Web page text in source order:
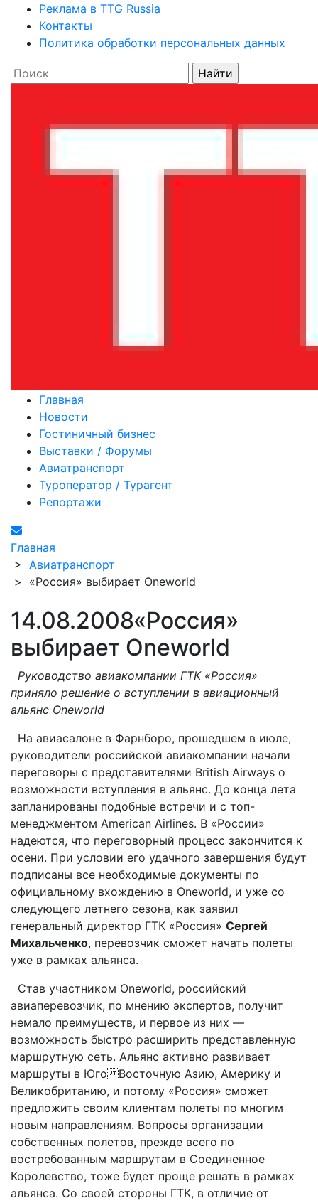
Реклама в TTG Russia
Контакты
Политика обработки персональных данных
Главная
Новости
Гостиничный бизнес
Выставки / Форумы
Авиатранспорт
Туроператор / Турагент
Репортажи
Главная
> Авиатранспорт
> «Россия» выбирает Oneworld
14.08.2008«Россия»
выбирает Oneworld
Руководство авиакомпании ГТК «Россия»
приняло решение о вступлении в авиационный
альянс Oneworld
На авиасалоне в Фарнборо, прошедшем в июле,
руководители российской авиакомпании начали
переговоры с представителями British Airways о
возможности вступления в альянс. До конца лета
запланированы подобные встречи и с топ-
менеджментом American Airlines. В «России»
надеются, что переговорный процесс закончится к
осени. При условии его удачного завершения будут
подписаны все необходимые документы по
официальному вхождению в Oneworld, и уже со
следующего летнего сезона, как заявил
генеральный директор ГТК «Россия» Сергей
Михальченко, перевозчик сможет начать полеты
уже в рамках альянса.
Став участником Oneworld, российский
авиаперевозчик, по мнению экспертов, получит
немало преимуществ, и первое из них —
возможность быстро расширить представленную
маршрутную сеть. Альянс активно развивает
маршруты в Юго Восточную Азию, Америку и
Великобританию, и потому «Россия» сможет
предложить своим клиентам полеты по многим
новым направлениям. Вопросы организации
собственных полетов, прежде всего по
востребованным маршрутам в Соединенное
Королевство, тоже будет проще решать в рамках
альянса. Со своей стороны ГТК, в отличие от